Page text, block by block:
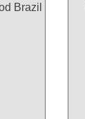
Brazil -